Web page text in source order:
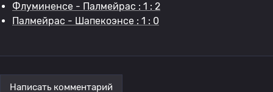
Флуминенсе - Палмейрас : 1 : 2
Палмейрас - Шапекоэнсе : 1 : 0
Написать комментарий